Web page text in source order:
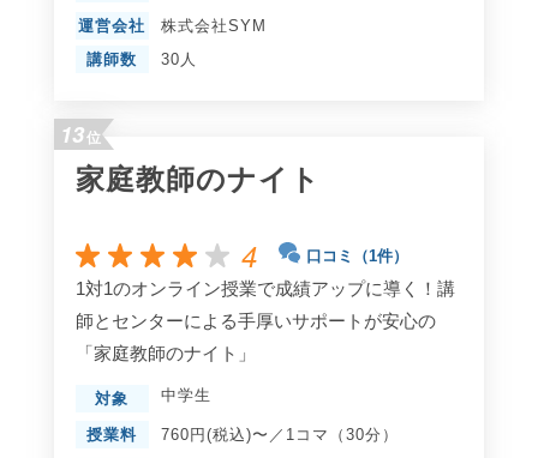
運営会社
株式会社SYM
講師数
30人
13位
家庭教師のナイト
4 口コミ（1件）
1対1のオンライン授業で成績アップに導く！講
師とセンターによる手厚いサポートが安心の
「家庭教師のナイト」
対象 中学生
授業料 760円(税込)〜／1コマ（30分）